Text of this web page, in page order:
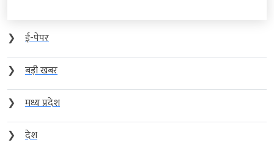
❯
ई-पेपर
❯
बड़ी खबर
❯
मध्य प्रदेश
❯
देश